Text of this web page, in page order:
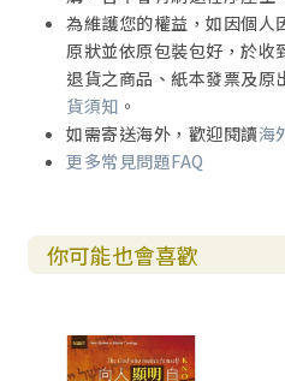
為維護您的權益，如因個人
原狀並依原包裝包好，於收
退貨之商品、紙本發票及原
貨須知 。
如需寄送海外，歡迎閱讀海
更多常見問題FAQ
你可能也會喜歡